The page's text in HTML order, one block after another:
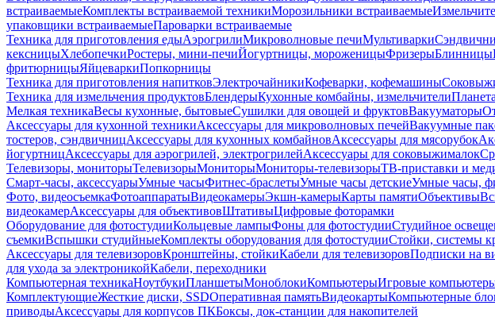
встраиваемыеКомплекты встраиваемой техникиМорозильники встраиваемые
упаковщики встраиваемыеПароварки встраиваемые
Техника для приготовления едыАэрогрилиМикроволновые печиМультиварки
кексницыХлебопечкиРостеры, мини-печиЙогуртницы, мороженицыФризерыБлинницы
фритюрницыЯйцеваркиПопкорницы
Техника для приготовления напитковЭлектрочайникиКофеварки, кофемашины
Техника для измельчения продуктовБлендерыКухонные комбайны, измельчители
Мелкая техникаВесы кухонные, бытовыеСушилки для овощей и фруктовВакууматоры
Аксессуары для кухонной техникиАксессуары для микроволновых печейВакуумные
тостеров, сэндвичницАксессуары для кухонных комбайновАксессуары для мясорубок
йогуртницАксессуары для аэрогрилей, электрогрилейАксессуары для соковыжималок
Телевизоры, мониторыТелевизорыМониторыМониторы-телевизорыТВ-приставки и
Смарт-часы, аксессуарыУмные часыФитнес-браслетыУмные часы детскиеУмные часы,
Фото, видеосъемкаФотоаппаратыВидеокамерыЭкшн-камерыКарты памятиОбъективы
видеокамерАксессуары для объективовШтативыЦифровые фоторамки
Оборудование для фотостудииКольцевые лампыФоны для фотостудииСтудийное
съемкиВспышки студийныеКомплекты оборудования для фотостудииСтойки, системы
Аксессуары для телевизоровКронштейны, стойкиКабели для телевизоровПодписки на
для ухода за электроникойКабели, переходники
Компьютерная техникаНоутбукиПланшетыМоноблокиКомпьютерыИгровые
КомплектующиеЖесткие диски, SSDОперативная памятьВидеокартыКомпьютерные
приводыАксессуары для корпусов ПКБоксы, док-станции для накопителей